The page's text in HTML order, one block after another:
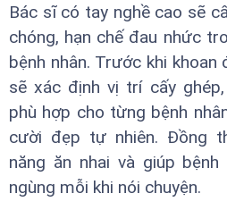
Bác sĩ có tay nghề cao sẽ
chóng, hạn chế đau nhức
bệnh nhân. Trước khi
sẽ xác định vị trí cấy
phù hợp cho từng bệnh
cười đẹp tự nhiên. Đồng
năng ăn nhai và giúp
ngùng mỗi khi nói chuyện.